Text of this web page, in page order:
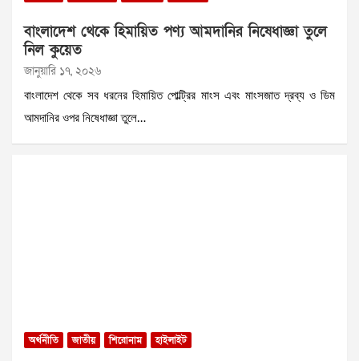
বাংলাদেশ থেকে হিমায়িত পণ্য আমদানির নিষেধাজ্ঞা তুলে
নিল কুয়েত
জানুয়ারি ১৭, ২০২৬
বাংলাদেশ থেকে সব ধরনের হিমায়িত পোল্ট্রির মাংস এবং মাংসজাত দ্রব্য ও ডিম
আমদানির ওপর নিষেধাজ্ঞা তুলে…
অর্থনীতি জাতীয় শিরোনাম হাইলাইট